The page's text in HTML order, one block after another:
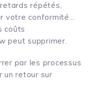
répétés,
votre conformité…
coûts
peut supprimer.
par les processus
un retour sur